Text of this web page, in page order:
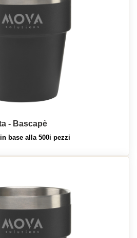
- Bascapè
base alla 500i pezzi